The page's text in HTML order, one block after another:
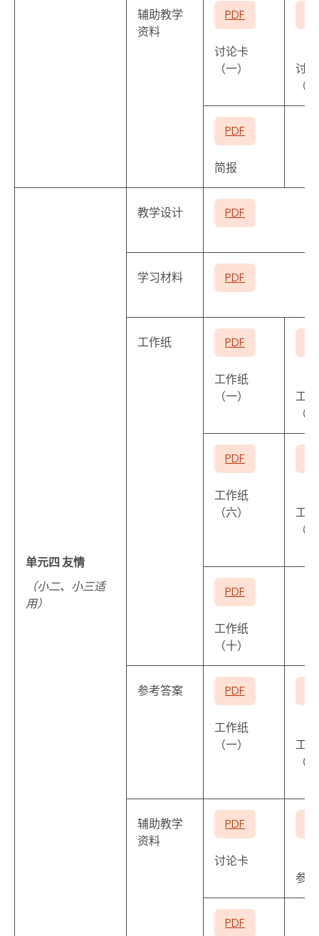
辅助教学
资料
PDF
讨论卡
（一）
讨
（
PDF
简报
单元四 友情
（小二、小三适
用）
教学设计 PDF
学习材料 PDF
工作纸 PDF
工作纸
（一）
工
（
PDF
工作纸
（六）
工
（
PDF
工作纸
（十）
参考答案 PDF
工作纸
（一）
工
（
辅助教学
资料
PDF
讨论卡
参
PDF